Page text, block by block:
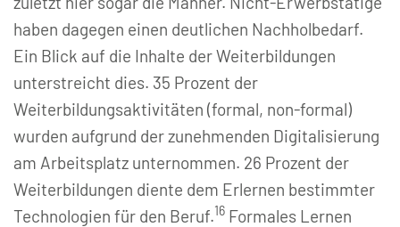
haben dagegen einen deutlichen Nachholbedarf.
Ein Blick auf die Inhalte der Weiterbildungen
unterstreicht dies. 35 Prozent der
Weiterbildungsaktivitäten (formal, non-formal)
wurden aufgrund der zunehmenden Digitalisierung
am Arbeitsplatz unternommen. 26 Prozent der
Weiterbildungen diente dem Erlernen bestimmter
Technologien für den Beruf.16 Formales Lernen